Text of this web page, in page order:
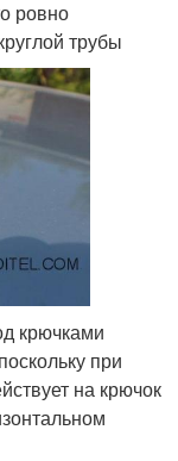
ровно
трубы
крючками
при
на крючок